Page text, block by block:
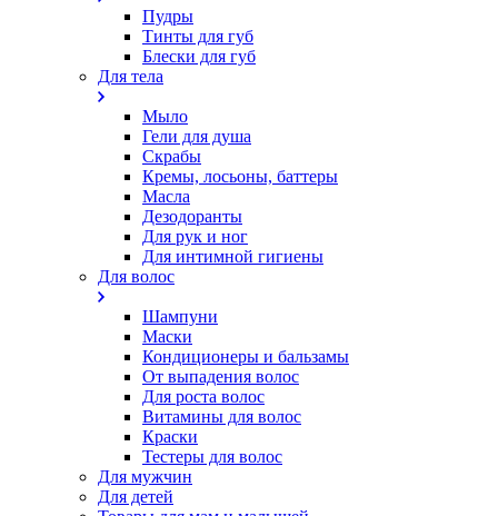
Пудры
Тинты для губ
Блески для губ
Для тела
Мыло
Гели для душа
Скрабы
Кремы, лосьоны, баттеры
Масла
Дезодоранты
Для рук и ног
Для интимной гигиены
Для волос
Шампуни
Маски
Кондиционеры и бальзамы
От выпадения волос
Для роста волос
Витамины для волос
Краски
Тестеры для волос
Для мужчин
Для детей